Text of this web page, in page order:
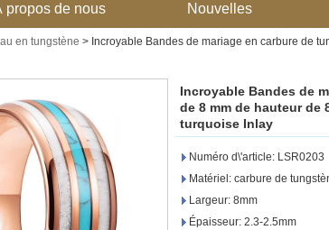
propos de nous Nouvelles
en tungstène > Incroyable Bandes de mariage en carbure de
Incroyable Bandes de
de 8 mm de hauteur de
turquoise Inlay
Numéro d\'article: LSR0203
Matériel: carbure de
Largeur: 8mm
Épaisseur: 2.3-2.5mm